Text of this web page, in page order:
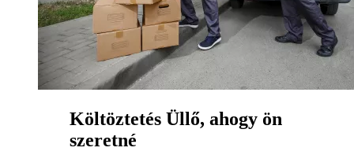
Költöztetés Üllő, ahogy ön
szeretné